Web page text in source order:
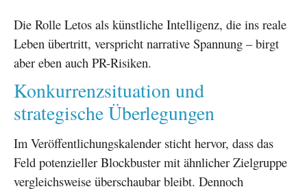
Die Rolle Letos als künstliche Intelligenz, die ins reale
Leben übertritt, verspricht narrative Spannung – birgt
aber eben auch PR-Risiken.
Konkurrenzsituation und
strategische Überlegungen
Im Veröffentlichungskalender sticht hervor, dass das
Feld potenzieller Blockbuster mit ähnlicher Zielgruppe
vergleichsweise überschaubar bleibt. Dennoch